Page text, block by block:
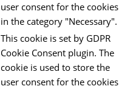
user consent for the cookies
in the category "Necessary".
This cookie is set by GDPR
Cookie Consent plugin. The
cookie is used to store the
user consent for the cookies